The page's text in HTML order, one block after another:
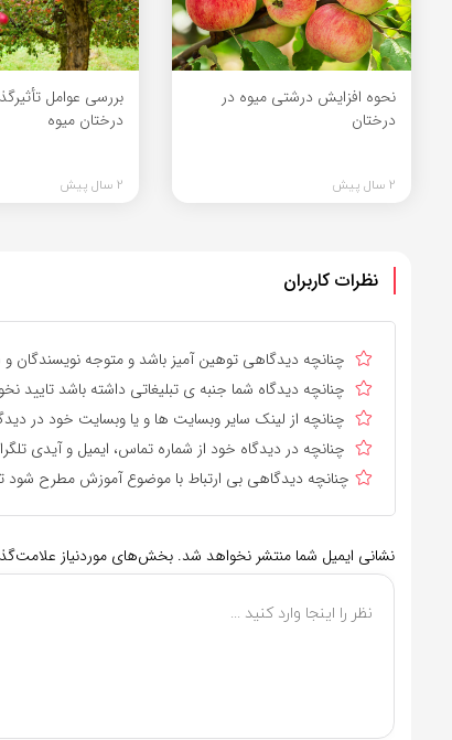
نحوه افزایش درشتی میوه در
درختان
2 سال پیش
بررسی عوامل
درختان میوه
2 سال پیش
نظرات کاربران
چنانچه دیدگاهی توهین آمیز باشد و متوجه نویسندگان و
چنانچه دیدگاه شما جنبه ی تبلیغاتی داشته باشد تایید
چنانچه از لینک سایر وبسایت ها و یا وبسایت خود در
چنانچه در دیدگاه خود از شماره تماس، ایمیل و آیدی
چنانچه دیدگاهی بی ارتباط با موضوع آموزش مطرح شود
نشانی ایمیل شما منتشر نخواهد شد. بخش‌های موردنیاز